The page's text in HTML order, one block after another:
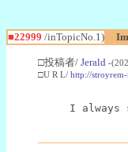
■22999 /inTopicNo.1)
□投稿者/ Jerald -
□U R L/ http://stroyrem-
I always